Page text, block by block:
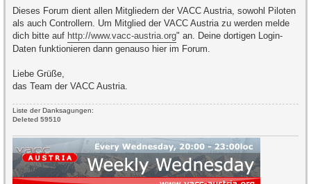
g
Dieses Forum dient allen Mitgliedern der VACC Austria, sowohl Piloten
als auch Controllern. Um Mitglied der VACC Austria zu werden melde
dich bitte auf http://www.vacc-austria.org" an. Deine dortigen Login-
Daten funktionieren dann genauso hier im Forum.
Liebe Grüße,
das Team der VACC Austria.
Liste der Danksagungen:
Deleted 59510